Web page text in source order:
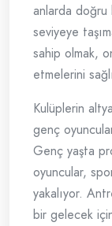
anlarda doğru
seviyeye
sahip olmak,
etmelerini
Kulüplerin
genç
Genç yaşta
oyuncular,
yakalıyor.
bir gelecek